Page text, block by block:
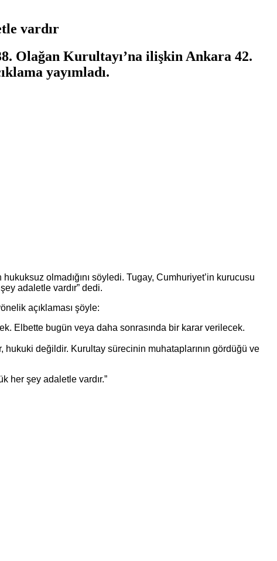
vardır
Olağan Kurultayı’na ilişkin Ankara 42.
yayımladı.
olmadığını söyledi. Tugay, Cumhuriyet’in kurucusu
adaletle vardır” dedi.
açıklaması şöyle:
Elbette bugün veya daha sonrasında bir karar verilecek.
hukuki değildir. Kurultay sürecinin muhataplarının gördüğü ve
her şey adaletle vardır.”